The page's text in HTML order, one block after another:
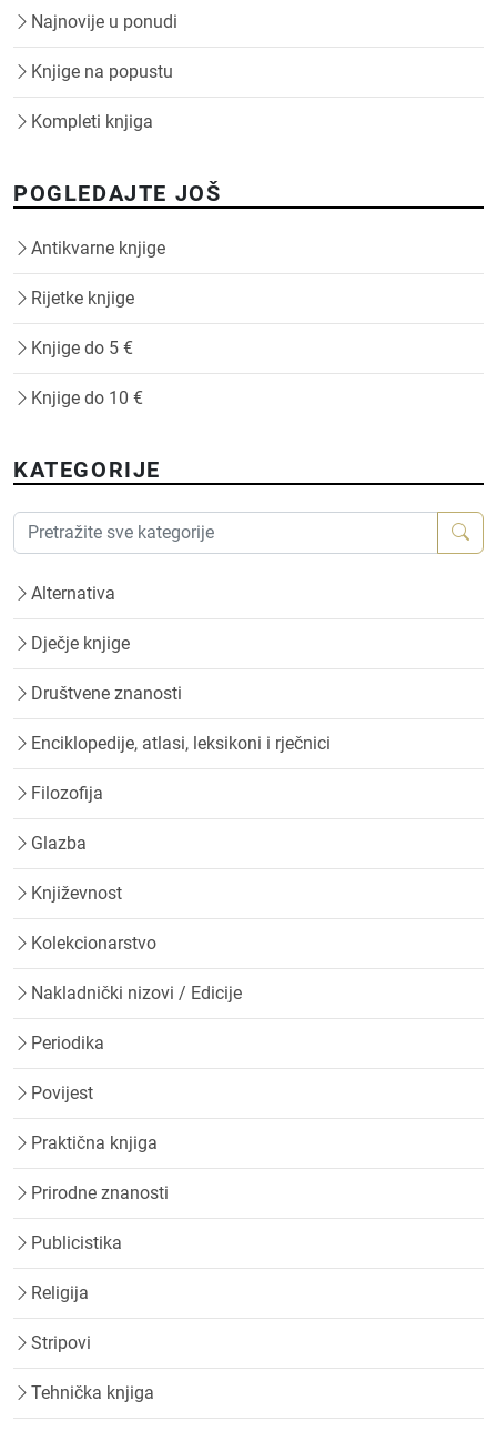
Najnovije u ponudi
Knjige na popustu
Kompleti knjiga
POGLEDAJTE JOŠ
Antikvarne knjige
Rijetke knjige
Knjige do 5 €
Knjige do 10 €
KATEGORIJE
Alternativa
Dječje knjige
Društvene znanosti
Enciklopedije, atlasi, leksikoni i rječnici
Filozofija
Glazba
Književnost
Kolekcionarstvo
Nakladnički nizovi / Edicije
Periodika
Povijest
Praktična knjiga
Prirodne znanosti
Publicistika
Religija
Stripovi
Tehnička knjiga